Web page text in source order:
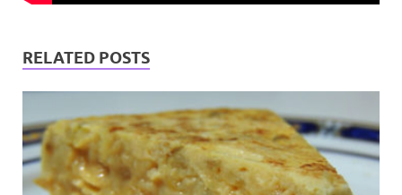
RELATED POSTS